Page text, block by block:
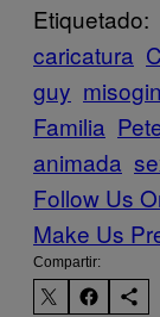
Etiquetado:
caricatura
guy
Familia
animada
Follow Us
Make Us
Compartir: